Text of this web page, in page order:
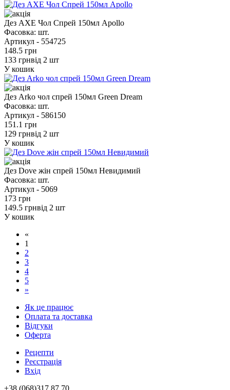
Дез AXE Чол Спрей 150мл Apollo
Фасовка: шт.
Артикул - 554725
148.5 грн
133 грнвід 2 шт
У кошик
Дез Arko чол спрей 150мл Green Dream
Фасовка: шт.
Артикул - 586150
151.1 грн
129 грнвід 2 шт
У кошик
Дез Dove жін спрей 150мл Невидимий
Фасовка: шт.
Артикул - 5069
173 грн
149.5 грнвід 2 шт
У кошик
«
1
2
3
4
5
»
Як це працює
Оплата та доставка
Відгуки
Оферта
Рецепти
Реєстрація
Вхід
+38 (068)317 87 70